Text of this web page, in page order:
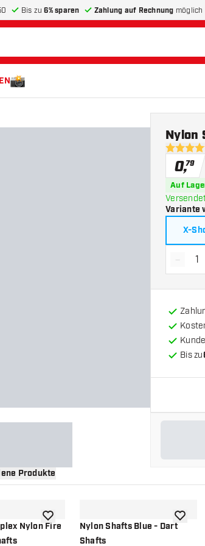
Bis zu6% sparen Zahlung auf Rechnung möglich
4.4
Nylon
0,79
Auf
Variante
X-
-
Bis zu
Produkte
Nylon FireZur Wunschliste hinzufügen
Nylon Shafts Blue - Dart
Shafts
Zur